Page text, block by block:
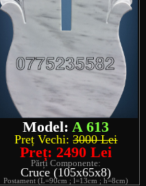
Model: A 613
Preț Vechi:3000 Lei
Preț: 2490 Lei
Părți Componente:
Cruce (105x65x8)
Postament (L=90cm ; l=13cm ; h=8cm)